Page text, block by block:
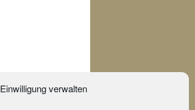
Einwilligung verwalten